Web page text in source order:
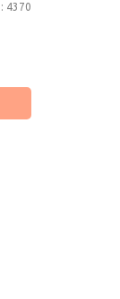
4370